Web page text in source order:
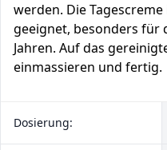
werden. Die
geeignet, besonders für
Jahren. Auf das
einmassieren und fertig.
Dosierung: